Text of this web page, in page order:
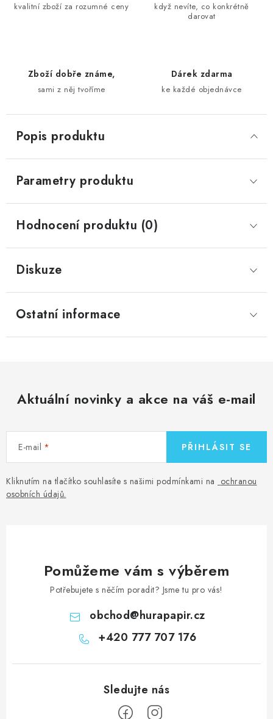
kvalitní zboží za rozumné ceny
když nevíte, co konkrétně
darovat
Zboží dobře známe,
sami z něj tvoříme
Dárek zdarma
ke každé objednávce
Popis produktu
Parametry produktu
Hodnocení produktu (0)
Diskuze
Ostatní informace
Aktuální novinky a akce na váš e-mail
E-mail
Kliknutím na tlačítko souhlasíte s našimi podmínkami na ochranou
osobních údajů.
PŘIHLÁSIT SE
Pomůžeme vám s výběrem
Potřebujete s něčím poradit? Jsme tu pro vás!
obchod@hurapapir.cz
+420 777 707 176